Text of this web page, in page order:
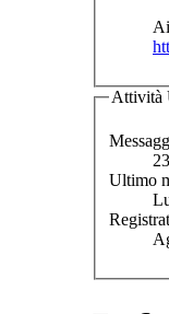
Attività
Ultimo